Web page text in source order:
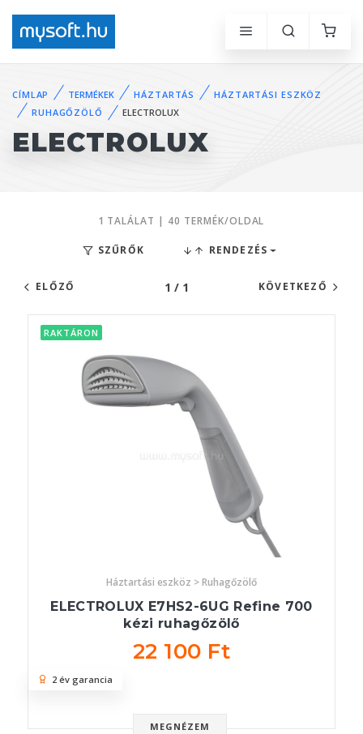
CÍMLAP TERMÉKEK HÁZTARTÁS
HÁZTARTÁSI ESZKÖZ
RUHAGŐZÖLŐ
ELECTROLUX
ELECTROLUX
1 TALÁLAT | 40 TERMÉK/OLDAL
SZŰRŐK RENDEZÉS
ELŐZŐ 1 / 1 KÖVETKEZŐ
RAKTÁRON
Háztartási eszköz > Ruhagőzölő
ELECTROLUX E7HS2-6UG Refine 700
kézi ruhagőzölő
22 100 Ft
MEGNÉZEM
2 év garancia